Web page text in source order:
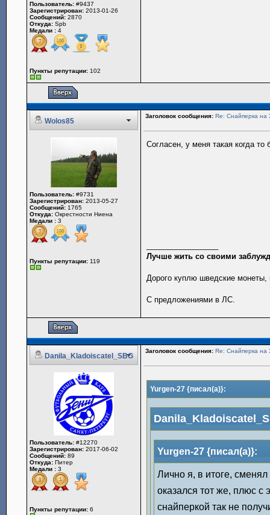
Пользователь: #9437
Зарегистрирован: 2013-01-26
Сообщений: 2870
Откуда: Spb
Медали : 4
Пункты репутации: 102
Wolos85
Заголовок сообщения: Re: Снайперка на
Пользователь: #9731
Зарегистрирован: 2013-05-27
Сообщений: 1765
Откуда: Окрестности Ниена
Медали : 3
Пункты репутации: 119
Согласен, у меня такая когда то
Лучше жить со своими
Дорого куплю шведские
С предложениями в ЛС.
Danila_Kladoiscatel_SBG
Заголовок сообщения: Re: Снайперка на
Пользователь: #12270
Зарегистрирован: 2017-06-02
Сообщений: 89
Откуда: Питер
Медали : 3
Пункты репутации: 6
Yurgen-27 {писал(а)}:
Yurgen-27 {писал(а)}:
Лично я, в итоге,
оказался тот же, плюс
снайперкой так не